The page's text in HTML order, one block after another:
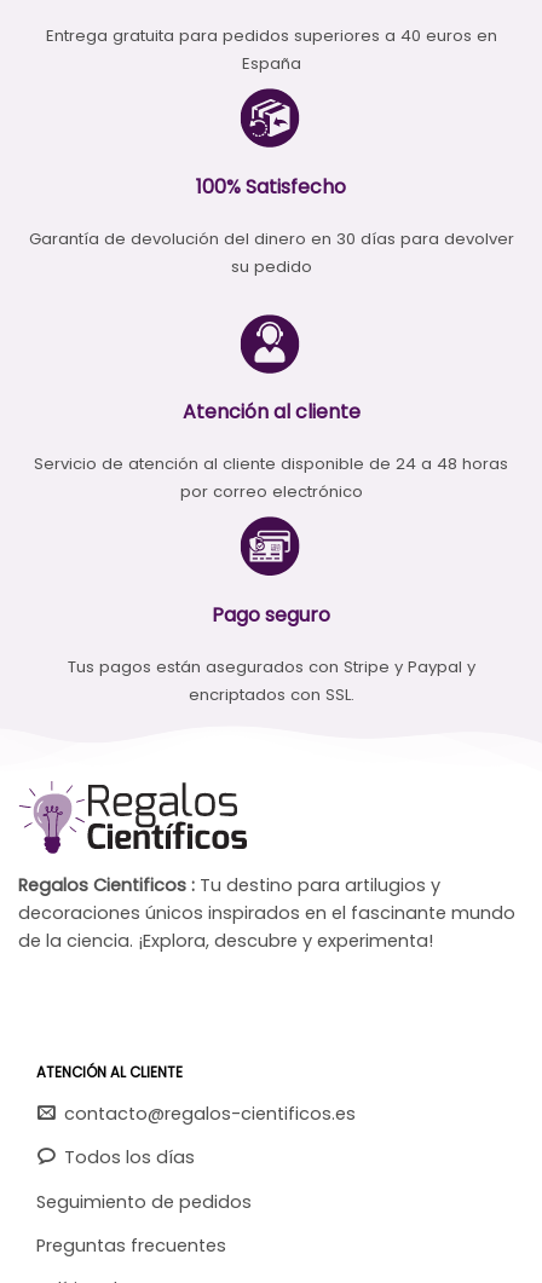
Entrega gratuita para pedidos superiores a 40 euros en
España
100% Satisfecho
Garantía de devolución del dinero en 30 días para devolver
su pedido
Atención al cliente
Servicio de atención al cliente disponible de 24 a 48 horas
por correo electrónico
Pago seguro
Tus pagos están asegurados con Stripe y Paypal y
encriptados con SSL.
Regalos Cientificos : Tu destino para artilugios y
decoraciones únicos inspirados en el fascinante mundo
de la ciencia. ¡Explora, descubre y experimenta!
ATENCIÓN AL CLIENTE
contacto@regalos-cientificos.es
Todos los días
Seguimiento de pedidos
Preguntas frecuentes